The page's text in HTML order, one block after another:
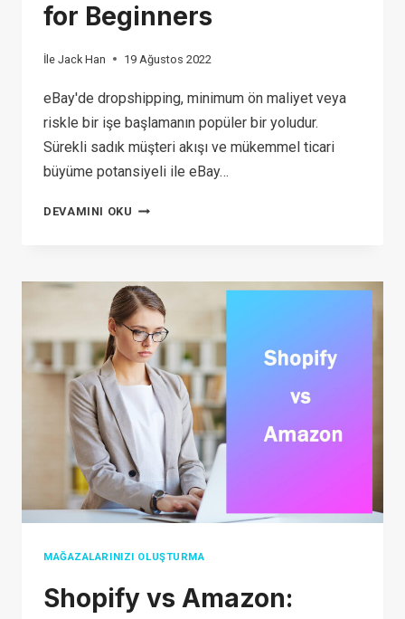
for Beginners
İle Jack Han 19 Ağustos 2022
eBay'de dropshipping, minimum ön maliyet veya
riskle bir işe başlamanın popüler bir yoludur.
Sürekli sadık müşteri akışı ve mükemmel ticari
büyüme potansiyeli ile eBay…
DEVAMINI OKU EBAY
2026:
A
COMPLETE
GUIDE
FOR
BEGINNERS
MAĞAZALARINIZI OLUŞTURMA
Shopify vs Amazon: